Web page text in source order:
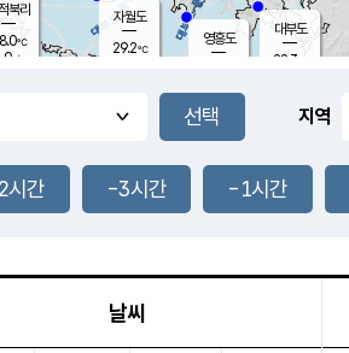
풍도
2.7m/s
영흥도
자월도
29.2℃
대부도
28.3
북리
℃
m/s
지역
시간 -3시간 -1시간
날씨